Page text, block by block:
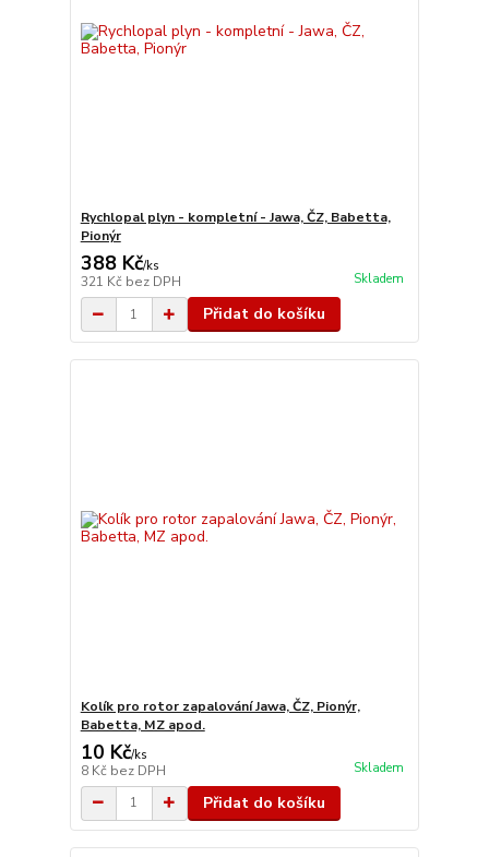
Rychlopal plyn - kompletní - Jawa, ČZ, Babetta,
Pionýr
388 Kč/ks
321 Kč bez DPH Skladem
Přidat do košíku
Kolík pro rotor zapalování Jawa, ČZ, Pionýr,
Babetta, MZ apod.
10 Kč/ks
8 Kč bez DPH Skladem
Přidat do košíku